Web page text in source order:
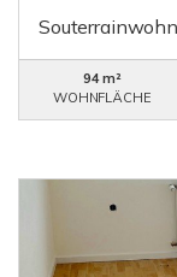
94 m²
WOHNFLÄCHE